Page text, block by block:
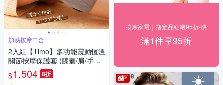
加熱按摩二合一
2入組【Timo】多功能震動恆溫
關節按摩保護套 (膝蓋/肩/手肘
通用)
$1,504 8折
按摩家電｜指定品結帳95折-快
滿1件享95折